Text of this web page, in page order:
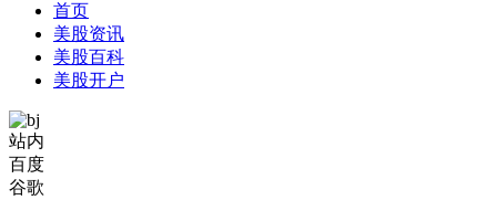
首页
美股资讯
美股百科
美股开户
站内
百度
谷歌